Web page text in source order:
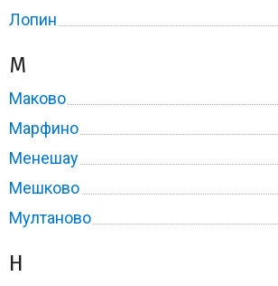
Лопин
М
Маково
Марфино
Менешау
Мешково
Мултаново
Н